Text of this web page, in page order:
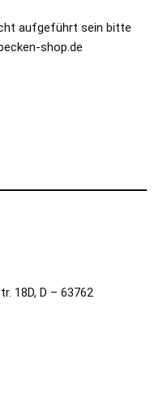
aufgeführt sein bitte
shop.de
18D, D – 63762